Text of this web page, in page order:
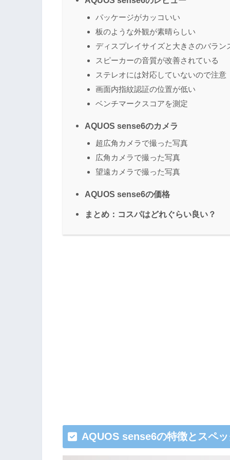
パッケージがカッコいい
板のような外観が素晴らしい
ディスプレイサイズと大きさのバラン
スピーカーの音質が改善されている
ステレオには対応していないので注意
画面内指紋認証の位置が低い
ベンチマークスコアを測定
AQUOS sense6のカメラ
超広角カメラで撮った写真
広角カメラで撮った写真
望遠カメラで撮った写真
AQUOS sense6の価格
まとめ：コスパはどれぐらい良い？
AQUOS sense6の特徴とスペ